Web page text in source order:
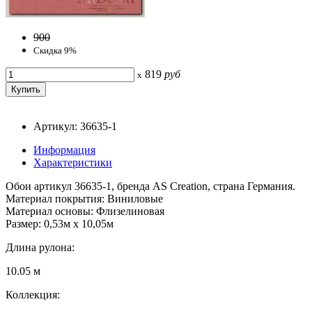
900
Скидка 9%
x 819 руб
Артикул: 36635-1
Информация
Характеристики
Обои артикул 36635-1, бренда AS Creation, страна Германия.
Материал покрытия: Виниловые
Материал основы: Флизелиновая
Размер: 0,53м x 10,05м
Длина рулона:
10.05 м
Коллекция: